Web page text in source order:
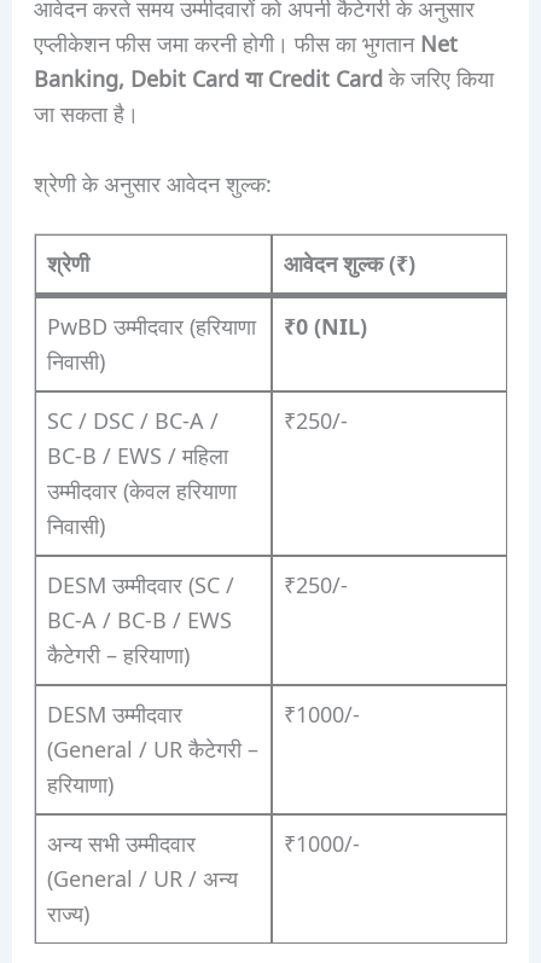
आवेदन करते समय उम्मीदवारों को अपनी कैटेगरी के अनुसार
एप्लीकेशन फीस जमा करनी होगी। फीस का भुगतानNet
Banking, Debit Card या Credit Cardके जरिए किया
जा सकता है।
श्रेणी के अनुसार आवेदन शुल्क:
श्रेणी आवेदन शुल्क (₹)
PwBD उम्मीदवार (हरियाणा
निवासी)
₹0 (NIL)
SC / DSC / BC-A /
BC-B / EWS / महिला
उम्मीदवार (केवल हरियाणा
निवासी)
₹250/-
DESM उम्मीदवार (SC /
BC-A / BC-B / EWS
कैटेगरी – हरियाणा)
₹250/-
DESM उम्मीदवार
(General / UR कैटेगरी –
हरियाणा)
₹1000/-
अन्य सभी उम्मीदवार
(General / UR / अन्य
राज्य)
₹1000/-